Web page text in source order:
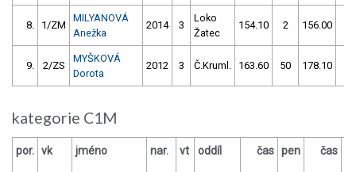
8. 1/ZM
MILYANOVÁ
Anežka
2014 3
Loko
Žatec
154.10 2 156.00
9. 2/ZS
MYŠKOVÁ
Dorota
2012 3 Č.Kruml. 163.60 50 178.10
kategorie C1M
por. vk jméno nar. vt oddíl čas pen čas